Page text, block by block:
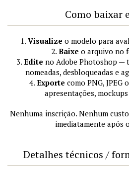
Como baixar
1. Visualize o modelo para
2. Baixe o arquivo no
3. Edite no Adobe Photoshop —
nomeadas, desbloqueadas e
4. Exporte como PNG, JPEG
apresentações,
Nenhuma inscrição. Nenhum
imediatamente após
Detalhes técnicos /